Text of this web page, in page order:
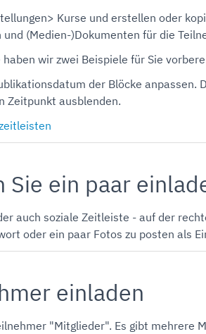
Kurse und erstellen oder
(Medien-)Dokumenten für die
wir zwei Beispiele für Sie
der Blöcke
Zeitpunkt ausblenden.
Sie ein paar
auch soziale Zeitleiste - auf der
oder ein paar Fotos zu posten als
einladen
"Mitglieder". Es gibt mehrere